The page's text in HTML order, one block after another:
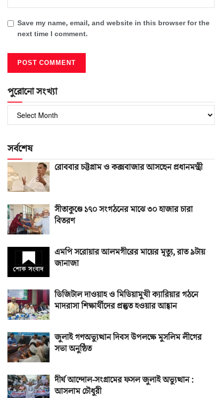
Save my name, email, and website in this browser for the
next time I comment.
পুরোনো সংখ্যা
সংখ্যা
সর্বশেষ
রোববার চট্টগ্রাম ও কক্সবাজার আসছেন প্রধানমন্ত্রী
সীতাকুণ্ডে ১৭০ সংগঠনের মাঝে ৩০ হাজার চারা
বিতরণ
এমপি সরোয়ার আলমগীরের মায়ের মৃত্যু, রাত ৯টায়
জানাজা
ডিজিটাল দাওয়াহ ও মিডিয়ামুখী ক্যারিয়ার গঠনে
মাদরাসা শিক্ষার্থীদের প্রস্তুত হওয়ার আহ্বান
জুলাই গণঅভ্যুত্থান দিবস উপলক্ষে মুসলিম লীগের
সভা অনুষ্ঠিত
দীর্ঘ আন্দোল-সংগ্রামের ফসল জুলাই অভ্যুত্থান :
আসলাম চৌধুরী